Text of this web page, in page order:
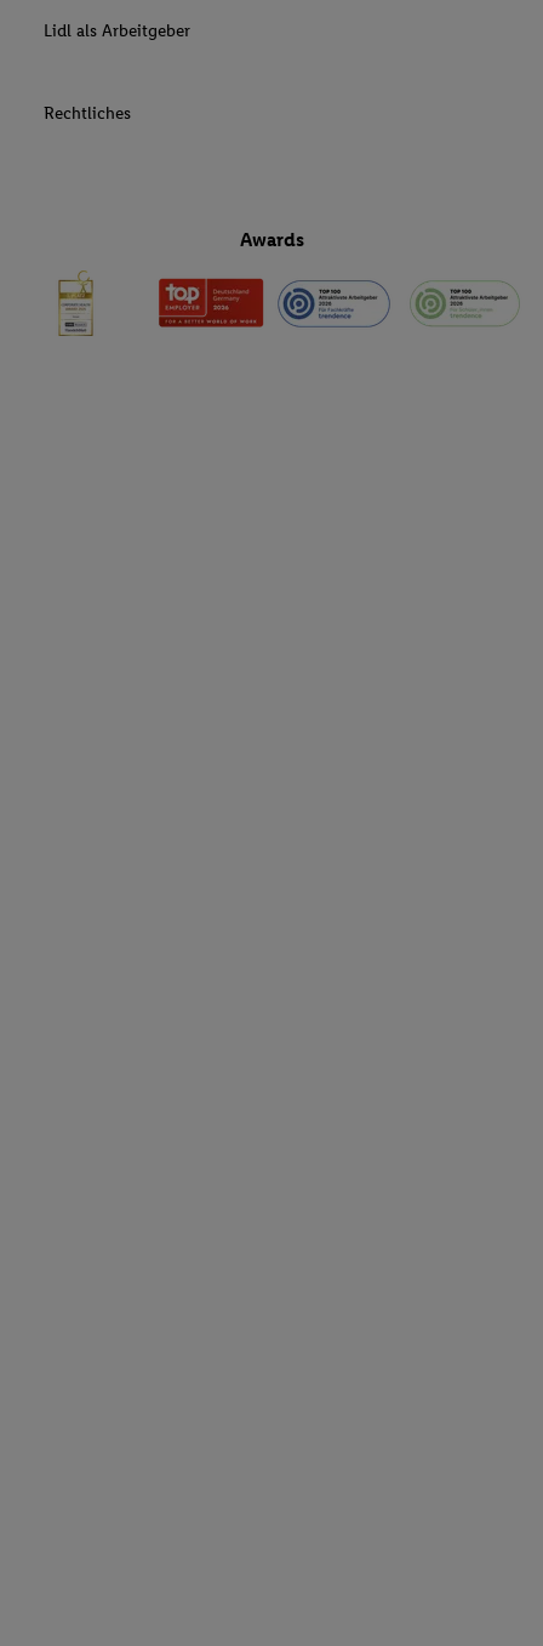
Lidl als Arbeitgeber
Rechtliches
Awards